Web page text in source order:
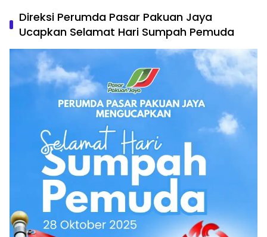
Direksi Perumda Pasar Pakuan Jaya
Ucapkan Selamat Hari Sumpah Pemuda